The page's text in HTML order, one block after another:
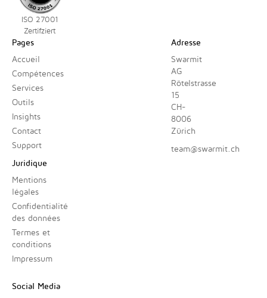
ISO 27001
Zertifziert
Pages
Accueil
Compétences
Services
Outils
Insights
Contact
Support
Adresse
Swarmit
AG
Rötelstrasse
15
CH-
8006
Zürich
team@swarmit.ch
Juridique
Mentions
légales
Confidentialité
des données
Termes et
conditions
Impressum
Social Media